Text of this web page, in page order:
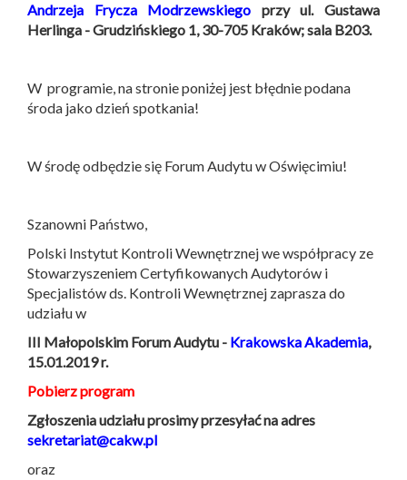
Andrzeja Frycza Modrzewskiego przy ul. Gustawa
Herlinga - Grudzińskiego 1, 30-705 Kraków; sala B203.
W programie, na stronie poniżej jest błędnie podana
środa jako dzień spotkania!
W środę odbędzie się Forum Audytu w Oświęcimiu!
Szanowni Państwo,
Polski Instytut Kontroli Wewnętrznej we współpracy ze
Stowarzyszeniem Certyfikowanych Audytorów i
Specjalistów ds. Kontroli Wewnętrznej zaprasza do
udziału w
III Małopolskim Forum Audytu - Krakowska Akademia,
15.01.2019 r.
Pobierz program
Zgłoszenia udziału prosimy przesyłać na adres
sekretariat@cakw.pl
oraz